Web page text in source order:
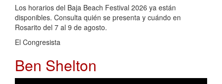
Los horarios del Baja Beach Festival 2026 ya están
disponibles. Consulta quién se presenta y cuándo en
Rosarito del 7 al 9 de agosto.
El Congresista
Ben Shelton